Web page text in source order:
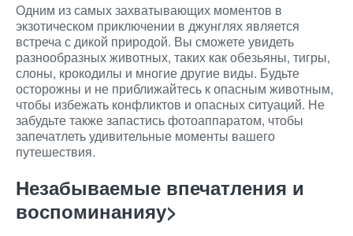
Одним из самых захватывающих моментов в
экзотическом приключении в джунглях является
встреча с дикой природой. Вы сможете увидеть
разнообразных животных, таких как обезьяны, тигры,
слоны, крокодилы и многие другие виды. Будьте
осторожны и не приближайтесь к опасным животным,
чтобы избежать конфликтов и опасных ситуаций. Не
забудьте также запастись фотоаппаратом, чтобы
запечатлеть удивительные моменты вашего
путешествия.
Незабываемые впечатления и
воспоминанияу>